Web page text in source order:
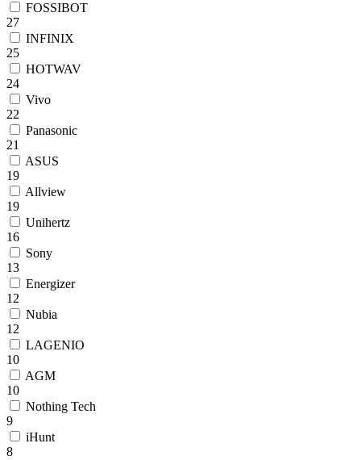
FOSSIBOT
27
INFINIX
25
HOTWAV
24
Vivo
22
Panasonic
21
ASUS
19
Allview
19
Unihertz
16
Sony
13
Energizer
12
Nubia
12
LAGENIO
10
AGM
10
Nothing Tech
9
iHunt
8